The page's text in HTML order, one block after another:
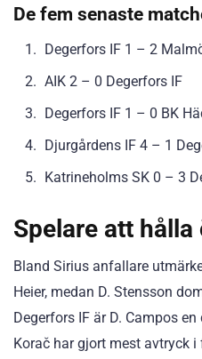
De fem senaste
Degerfors IF 1 – 2
AIK 2 – 0 Degerfors IF
Degerfors IF 1 – 0 BK
Djurgårdens IF 4 – 1
Katrineholms SK 0 – 3
Spelare att hålla
Bland Sirius anfallare
Heier, medan D. Stensson
Degerfors IF är D. Campos
Korač har gjort mest avtryck i